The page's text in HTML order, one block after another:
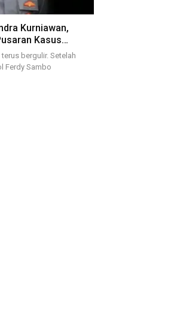
Kurniawan,
Kasus…
bergulir. Setelah
Ferdy Sambo